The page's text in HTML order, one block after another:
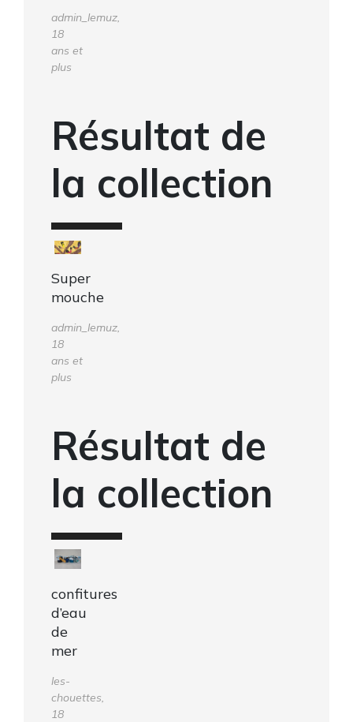
admin_lemuz,
18
ans et
plus
Résultat de
la collection
Super
mouche
admin_lemuz,
18
ans et
plus
Résultat de
la collection
confitures
d’eau
de
mer
les-
chouettes,
18